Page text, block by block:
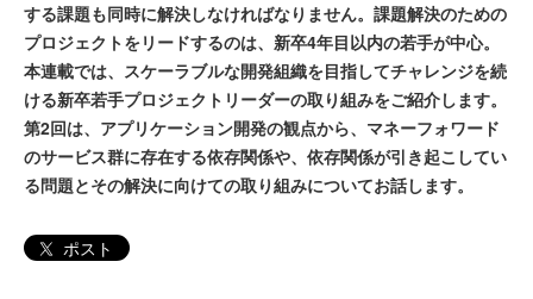
する課題も同時に解決しなければなりません。課題解決のための
プロジェクトをリードするのは、新卒4年目以内の若手が中心。
本連載では、スケーラブルな開発組織を目指してチャレンジを続
ける新卒若手プロジェクトリーダーの取り組みをご紹介します。
第2回は、アプリケーション開発の観点から、マネーフォワード
のサービス群に存在する依存関係や、依存関係が引き起こしてい
る問題とその解決に向けての取り組みについてお話します。
ポスト